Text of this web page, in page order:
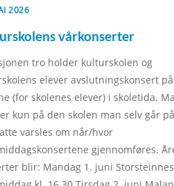
2026
vårkonserter
tro holder kulturskolen og
elever avslutningskonsert
(for skolenes elever) i skoletida.
kun på den skolen man selv går
varsles om når/hvor
gjennomføres.
blir: Mandag 1. juni